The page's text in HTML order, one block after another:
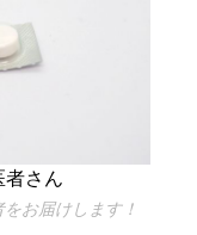
さん
お届けします！